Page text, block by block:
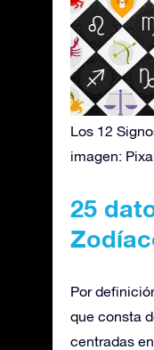
Los 12
imagen:
25
Por
que consta
centradas